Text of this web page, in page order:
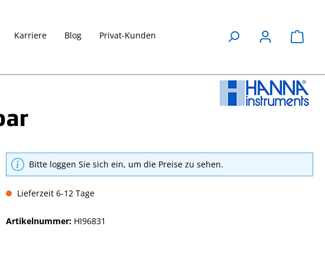
Karriere Blog Privat-Kunden
Bitte loggen Sie sich ein, um die Preise zu sehen.
Lieferzeit 6-12 Tage
Artikelnummer: HI96831